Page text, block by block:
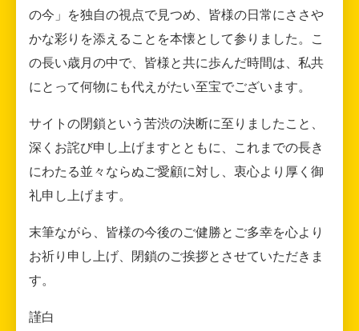
の今」を独自の視点で見つめ、皆様の日常にささや
かな彩りを添えることを本懐として参りました。こ
の長い歳月の中で、皆様と共に歩んだ時間は、私共
にとって何物にも代えがたい至宝でございます。
サイトの閉鎖という苦渋の決断に至りましたこと、
深くお詫び申し上げますとともに、これまでの長き
にわたる並々ならぬご愛顧に対し、衷心より厚く御
礼申し上げます。
末筆ながら、皆様の今後のご健勝とご多幸を心より
お祈り申し上げ、閉鎖のご挨拶とさせていただきま
す。
謹白